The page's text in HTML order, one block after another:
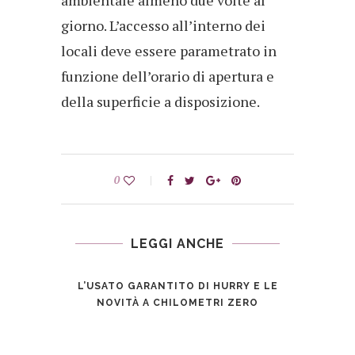
giorno. L’accesso all’interno dei
locali deve essere parametrato in
funzione dell’orario di apertura e
della superficie a disposizione.
0
LEGGI ANCHE
L’USATO GARANTITO DI HURRY E LE
NOVITÀ A CHILOMETRI ZERO